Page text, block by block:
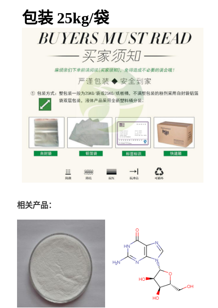
包装 25kg/袋
相关产品：